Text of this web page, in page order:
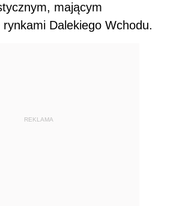
mającym
Dalekiego Wchodu.
REKLAMA